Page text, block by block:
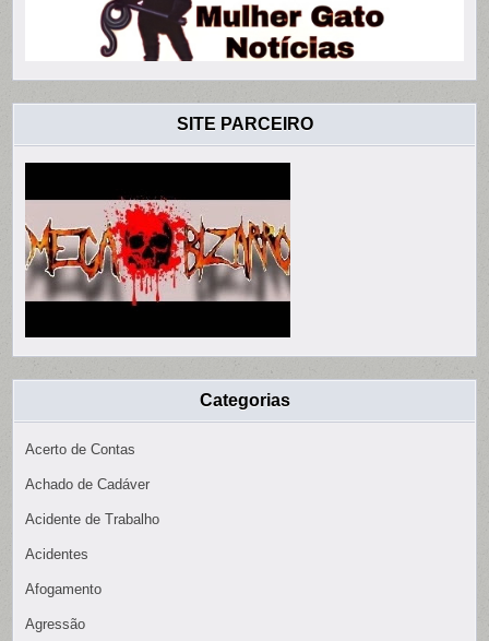
SITE PARCEIRO
Categorias
Acerto de Contas
Achado de Cadáver
Acidente de Trabalho
Acidentes
Afogamento
Agressão